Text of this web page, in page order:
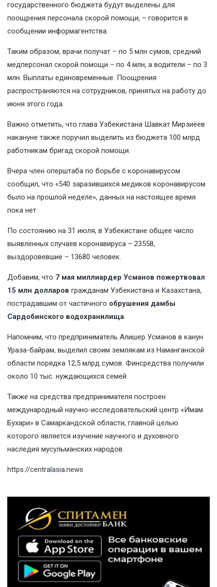
государственного бюджета будут выделены для
поощрения персонала скорой помощи, – говорится в
сообщении информагентства.
Таким образом, врачи получат – по 5 млн сумов, средний
медперсонал скорой помощи – по 4 млн, а водители – по 3
млн. Выплаты единовременные. Поощрения
распространяются на сотрудников, принятых на работу до
июня этого года.
Важно отметить, что глава Узбекистана Шавкат Мирзиёев
накануне также поручил выделить из бюджета 100 млрд
работникам бригад скорой помощи.
Вчера член оперштаба по борьбе с коронавирусом
сообщил, что «540 заразившихся медиков коронавирусом
было на прошлой неделе», данных на настоящее время
пока нет.
По состоянию на 31 июля, в Узбекистане общее число
выявленных случаев коронавируса – 23558,
выздоровевшие – 13680 человек.
Добавим, что 7 мая миллиардер Усманов пожертвовал
15 млн долларов гражданам Узбекистана и Казахстана,
пострадавшим от частичного обрушения дамбы
Сардобинского водохранилища.
Напомним, что предприниматель Алишер Усманов в канун
Ураза-байрам, выделил своим землякам из Наманганской
области порядка 12,5 млрд сумов. Финсредства получили
около 10 тыс. нуждающихся семей.
Также на средства предпринимателя построен
международный научно-исследовательский центр «Имам
Бухари» в Самаркандской области, главной целью
которого является изучение научного и духовного
наследия мусульманских народов.
https://centralasia.news